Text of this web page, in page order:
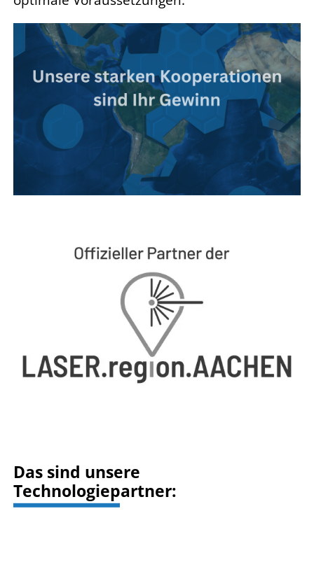
Das sind unsere
Technologiepartner: